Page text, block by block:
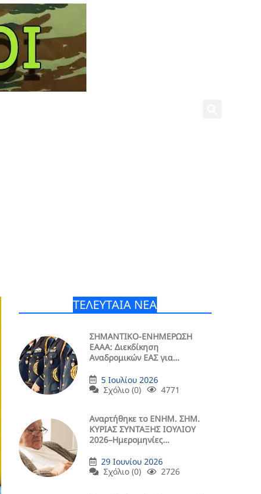
ΤΕΛΕΥΤΑΙΑ ΝΕΑ
ΣΗΜΑΝΤΙΚΟ-ΕΝΗΜΕΡΩΣΗ
ΕΑΑΑ: Διεκδίκηση
Αναδρομικών ΕΑΣ για
5 Ιουλίου 2026
Σχόλιο (0)
4771
Aναρτήθηκε το ENHM. ΣΗΜ.
ΚΥΡΙΑΣ ΣΥΝΤΑΞΗΣ ΙΟΥΛΙΟΥ
2026–Ημερομηνίες
29 Ιουνίου 2026
Σχόλιο (0)
2726